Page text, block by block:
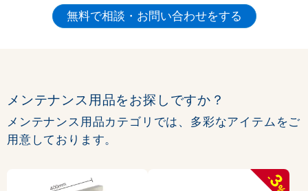
メンテナンス用品をお探しですか？
メンテナンス用品カテゴリでは、多彩なアイテムをご
用意しております。
-
3